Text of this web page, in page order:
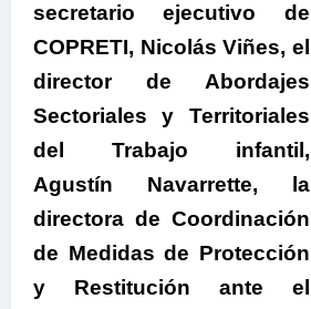
secretario ejecutivo de
COPRETI, Nicolás Viñes, el
director de Abordajes
Sectoriales y Territoriales
del Trabajo infantil,
Agustín Navarrette, la
directora de Coordinación
de Medidas de Protección
y Restitución ante el